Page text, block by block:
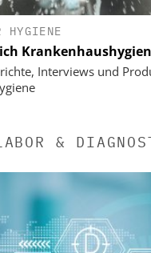
HYGIENE
Interviews und
&